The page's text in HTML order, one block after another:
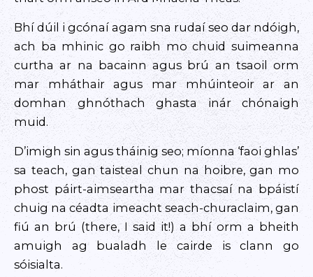
Bhí dúil i gcónaí agam sna rudaí seo dar ndóigh,
ach ba mhinic go raibh mo chuid suimeanna
curtha ar na bacainn agus brú an tsaoil orm
mar mháthair agus mar mhúinteoir ar an
domhan ghnóthach ghasta inár chónaigh
muid.
D’imigh sin agus tháinig seo; míonna ‘faoi ghlas’
sa teach, gan taisteal chun na hoibre, gan mo
phost páirt-aimseartha mar thacsaí na bpáistí
chuig na céadta imeacht seach-churaclaim, gan
fiú an brú (there, I said it!) a bhí orm a bheith
amuigh ag bualadh le cairde is clann go
sóisialta.